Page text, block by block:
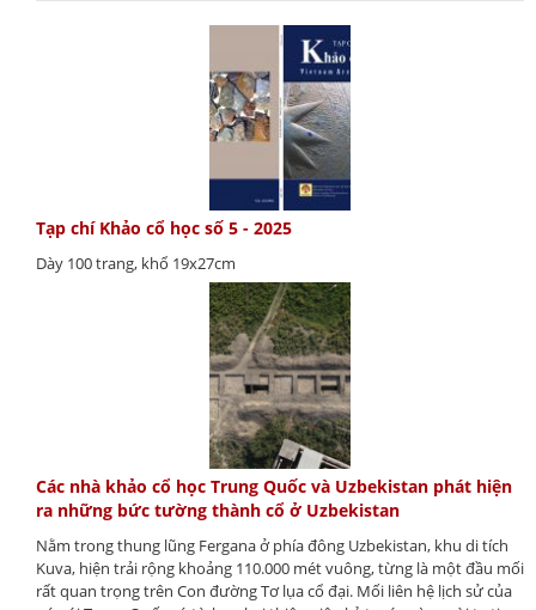
Tạp chí Khảo cổ học số 5 - 2025
Dày 100 trang, khổ 19x27cm
Các nhà khảo cổ học Trung Quốc và Uzbekistan phát hiện
ra những bức tường thành cổ ở Uzbekistan
Nằm trong thung lũng Fergana ở phía đông Uzbekistan, khu di tích
Kuva, hiện trải rộng khoảng 110.000 mét vuông, từng là một đầu mối
rất quan trọng trên Con đường Tơ lụa cổ đại. Mối liên hệ lịch sử của